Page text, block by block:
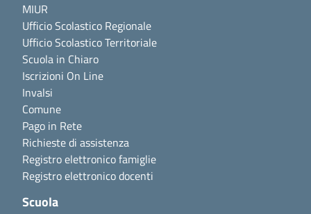
MIUR
Ufficio Scolastico Regionale
Ufficio Scolastico Territoriale
Scuola in Chiaro
Iscrizioni On Line
Invalsi
Comune
Pago in Rete
Richieste di assistenza
Registro elettronico famiglie
Registro elettronico docenti
Scuola